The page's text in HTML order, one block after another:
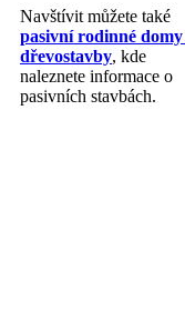
Navštívit můžete také
pasivní rodinné
dřevostavby, kde
naleznete informace o
pasivních stavbách.